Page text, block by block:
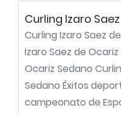
Curling Izaro
Curling Izaro Saez
Izaro Saez de
Ocariz Sedano
Sedano Éxitos
campeonato de